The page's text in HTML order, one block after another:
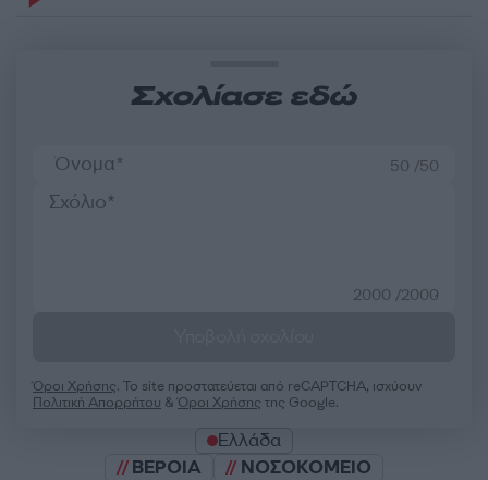
Σχολίασε εδώ
50 /50
2000 /2000
Όροι Χρήσης. Το site προστατεύεται από reCAPTCHA, ισχύουν
Πολιτική Απορρήτου &Όροι Χρήσης της Google.
Ελλάδα
ΒΕΡΟΙΑ
ΝΟΣΟΚΟΜΕΙΟ